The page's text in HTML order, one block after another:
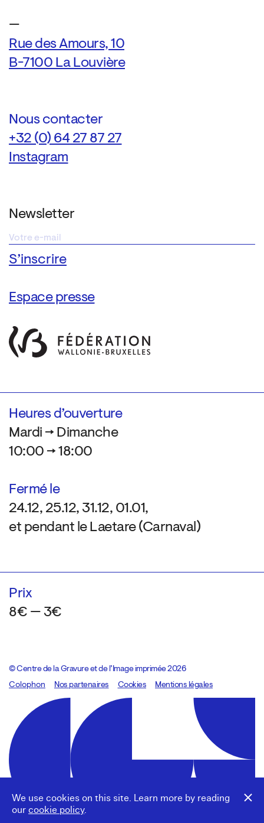
We use cookies on this site. Learn more by reading
our cookie policy.
—
Rue des Amours, 10
B-7100 La Louvière
Nous contacter
+32 (0) 64 27 87 27
Instagram
Newsletter
Espace presse
Heures d’ouverture
Mardi → Dimanche
10:00 → 18:00
Fermé le
24.12, 25.12, 31.12, 01.01,
et pendant le Laetare (Carnaval)
Prix
8€ — 3€
© Centre de la Gravure et de l’Image imprimée 2026
Colophon
Design:Marcel Kaczmarek, code:8080.studio
Nos partenaires Cookies Mentions légales